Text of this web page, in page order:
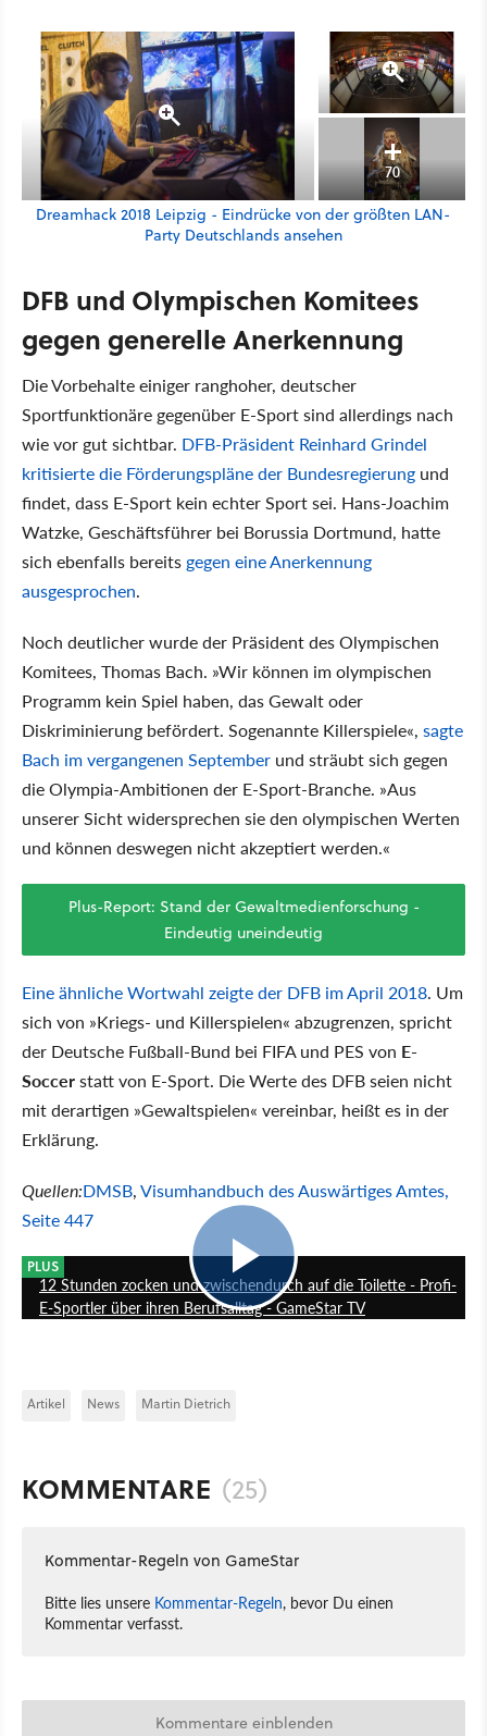
70
Dreamhack 2018 Leipzig - Eindrücke von der größten LAN-
Party Deutschlands ansehen
DFB und Olympischen Komitees
gegen generelle Anerkennung
Die Vorbehalte einiger ranghoher, deutscher
Sportfunktionäre gegenüber E-Sport sind allerdings nach
wie vor gut sichtbar. DFB-Präsident Reinhard Grindel
kritisierte die Förderungspläne der Bundesregierung und
findet, dass E-Sport kein echter Sport sei. Hans-Joachim
Watzke, Geschäftsführer bei Borussia Dortmund, hatte
sich ebenfalls bereits gegen eine Anerkennung
ausgesprochen.
Noch deutlicher wurde der Präsident des Olympischen
Komitees, Thomas Bach. »Wir können im olympischen
Programm kein Spiel haben, das Gewalt oder
Diskriminierung befördert. Sogenannte Killerspiele«, sagte
Bach im vergangenen September und sträubt sich gegen
die Olympia-Ambitionen der E-Sport-Branche. »Aus
unserer Sicht widersprechen sie den olympischen Werten
und können deswegen nicht akzeptiert werden.«
Plus-Report: Stand der Gewaltmedienforschung -
Eindeutig uneindeutig
Eine ähnliche Wortwahl zeigte der DFB im April 2018. Um
sich von »Kriegs- und Killerspielen« abzugrenzen, spricht
der Deutsche Fußball-Bund bei FIFA und PES von E-
Soccerstatt von E-Sport. Die Werte des DFB seien nicht
mit derartigen »Gewaltspielen« vereinbar, heißt es in der
Erklärung.
Quellen:DMSB,Visumhandbuch des Auswärtiges Amtes,
Seite 447
PLUS
12 Stunden zocken und zwischendurch auf die Toilette - Profi-
E-Sportler über ihren Berufsalltag - GameStar TV
Artikel News Martin Dietrich
KOMMENTARE (25)
Kommentar-Regeln von GameStar
Bitte lies unsere Kommentar-Regeln, bevor Du einen
Kommentar verfasst.
Kommentare einblenden